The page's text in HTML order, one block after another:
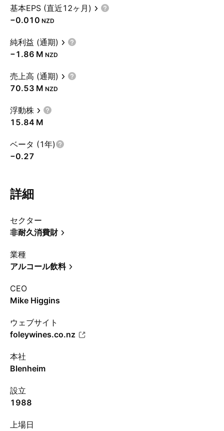
基本EPS (直近12ヶ月)
−0.010 NZD
純利益 (通期)
‪−1.86 M‬ NZD
売上高 (通期)
‪70.53 M‬ NZD
浮動株
‪15.84 M‬
ベータ (1年)
−0.27
詳細
セクター
非耐久消費財
業種
アルコール飲料
CEO
Mike Higgins
ウェブサイト
foleywines.co.nz
本社
Blenheim
設立
1988
上場日